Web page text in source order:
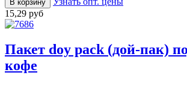
15,29 руб
Пакет doy pack (дой-пак)
кофе